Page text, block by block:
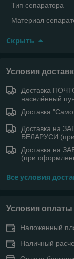
Тип сепаратора
Материал
Скрыть
Условия
Доставка
населённый
Доставка
Доставка на
БЕЛАРУСИ
Доставка на
(при
Все условия
Условия оплаты
Наложенный
Наличный